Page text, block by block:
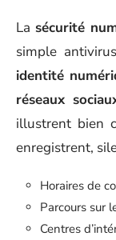
La sécurité
simple
identité
réseaux
illustrent bien
enregistrent,
Horaires de
Parcours sur
Centres